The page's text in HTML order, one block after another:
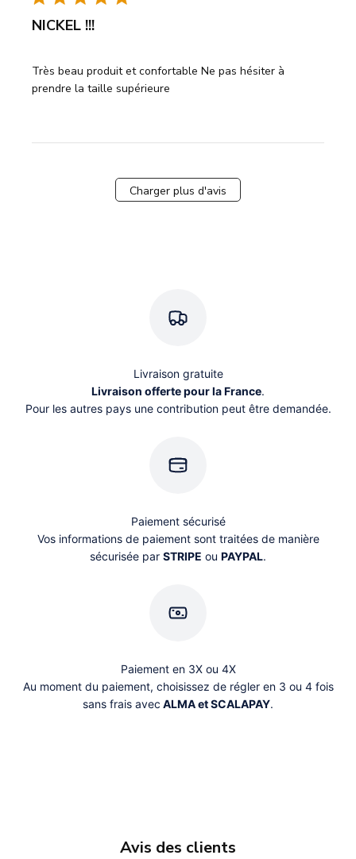
NICKEL !!!
Très beau produit et confortable Ne pas hésiter à
prendre la taille supérieure
Charger plus d'avis
Livraison gratuite
Livraison offerte pour la France.
Pour les autres pays une contribution peut être demandée.
Paiement sécurisé
Vos informations de paiement sont traitées de manière
sécurisée par STRIPE ou PAYPAL.
Paiement en 3X ou 4X
Au moment du paiement, choisissez de régler en 3 ou 4 fois
sans frais avec ALMA et SCALAPAY.
Avis des clients